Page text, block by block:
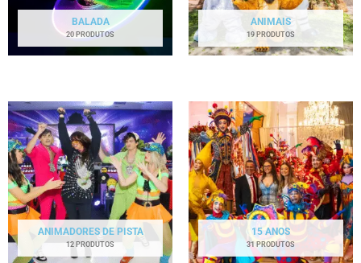
BALADA
20 PRODUTOS
ANIMAIS
19 PRODUTOS
ANIMADORES DE PISTA
12 PRODUTOS
15 ANOS
31 PRODUTOS